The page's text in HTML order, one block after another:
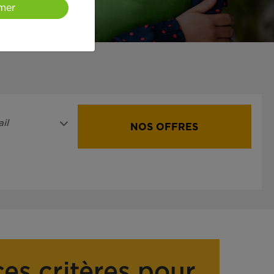
NOS OFFRES